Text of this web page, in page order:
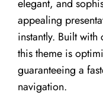
elegant, and
appealing
instantly. Built
this theme is
guaranteeing a
navigation.